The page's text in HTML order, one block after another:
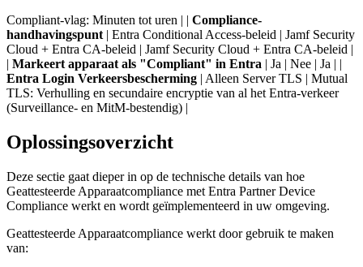
Compliant-vlag: Minuten tot uren | | Compliance-
handhavingspunt | Entra Conditional Access-beleid | Jamf Security
Cloud + Entra CA-beleid | Jamf Security Cloud + Entra CA-beleid |
| Markeert apparaat als "Compliant" in Entra | Ja | Nee | Ja | |
Entra Login Verkeersbescherming | Alleen Server TLS | Mutual
TLS: Verhulling en secundaire encryptie van al het Entra-verkeer
(Surveillance- en MitM-bestendig) |
Oplossingsoverzicht
Deze sectie gaat dieper in op de technische details van hoe
Geattesteerde Apparaatcompliance met Entra Partner Device
Compliance werkt en wordt geïmplementeerd in uw omgeving.
Geattesteerde Apparaatcompliance werkt door gebruik te maken
van: